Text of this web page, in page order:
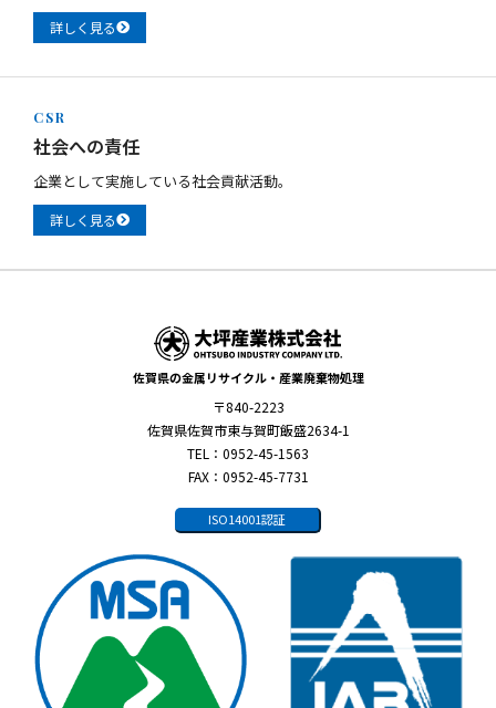
詳しく見る
CSR
社会への責任
企業として実施している社会貢献活動。
詳しく見る
佐賀県の金属リサイクル・産業廃棄物処理
〒840-2223
佐賀県佐賀市東与賀町飯盛2634-1
TEL：0952-45-1563
FAX：0952-45-7731
ISO14001認証